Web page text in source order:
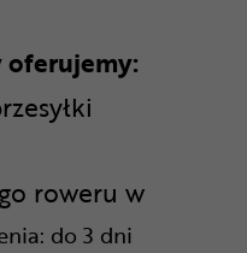
oferujemy:
roweru w
do 3 dni